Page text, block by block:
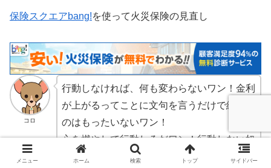
保険スクエアbang!を使って火災保険の見直し
コロ
行動しなければ、何も変わらないワン！金利
が上がるってことに文句を言うだけで終わる
のはもったいないワン！
心を燃やして行動しろだワン！行動しない奴
はもう知らんワン！
メニュー ホーム 検索 トップ サイドバー